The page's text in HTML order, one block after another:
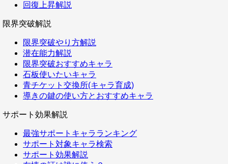
回復上昇解説
限界突破解説
限界突破やり方解説
潜在能力解説
限界突破おすすめキャラ
石板使いたいキャラ
青チケット交換所(キャラ育成)
導きの鍵の使い方とおすすめキャラ
サポート効果解説
最強サポートキャラランキング
サポート対象キャラ検索
サポート効果解説